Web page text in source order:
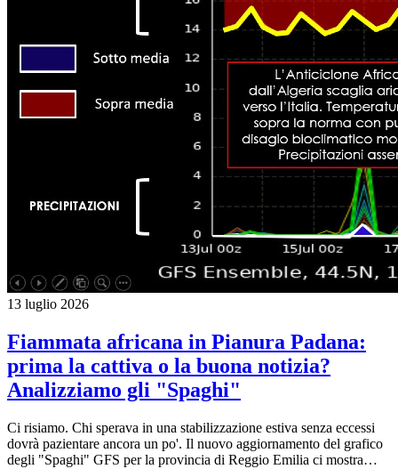
13 luglio 2026
Fiammata africana in Pianura Padana:
prima la cattiva o la buona notizia?
Analizziamo gli "Spaghi"
Ci risiamo. Chi sperava in una stabilizzazione estiva senza eccessi
dovrà pazientare ancora un po'. Il nuovo aggiornamento del grafico
degli "Spaghi" GFS per la provincia di Reggio Emilia ci mostra